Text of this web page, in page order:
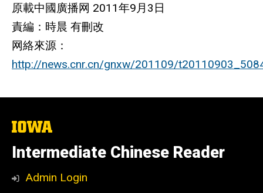
原載中國廣播网 2011年9月3日
責編：時晨 有刪改
网絡來源：
http://news.cnr.cn/gnxw/201109/
The
of
Iowa
Intermediate Chinese Reader
Admin Login